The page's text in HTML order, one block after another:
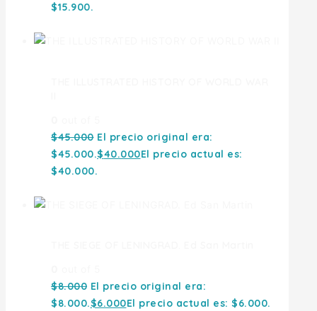
$15.900.
$45.000 El precio original era:
$45.000.$40.000El precio actual es:
$40.000.
$8.000 El precio original era:
$8.000.$6.000El precio actual es: $6.000.